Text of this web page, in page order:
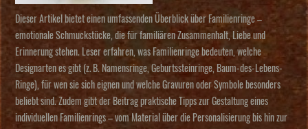
Dieser Artikel bietet einen umfassenden Überblick über Familienringe –
emotionale Schmuckstücke, die für familiären Zusammenhalt, Liebe und
Erinnerung stehen. Leser erfahren, was Familienringe bedeuten, welche
Designarten es gibt (z. B. Namensringe, Geburtssteinringe, Baum-des-Lebens-
Ringe), für wen sie sich eignen und welche Gravuren oder Symbole besonders
beliebt sind. Zudem gibt der Beitrag praktische Tipps zur Gestaltung eines
individuellen Familienrings – vom Material über die Personalisierung bis hin zur